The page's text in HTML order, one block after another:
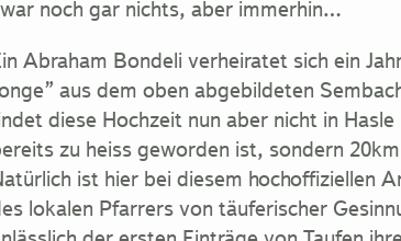
noch gar nichts, aber immerhin…
Abraham Bondeli verheiratet sich ein
aus dem oben abgebildeten
diese Hochzeit nun aber nicht in
zu heiss geworden ist, sondern
ist hier bei diesem hochoffiziellen
lokalen Pfarrers von täuferischer